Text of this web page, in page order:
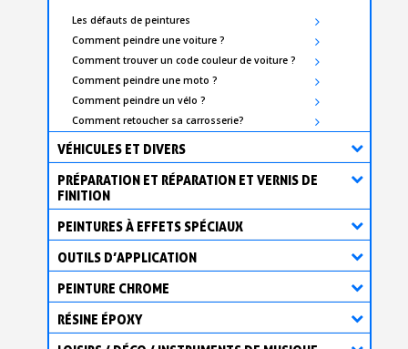
Les défauts de peintures
Comment peindre une voiture ?
Comment trouver un code couleur de voiture ?
Comment peindre une moto ?
Comment peindre un vélo ?
Comment retoucher sa carrosserie?
VÉHICULES ET DIVERS
PRÉPARATION ET RÉPARATION ET VERNIS DE
FINITION
PEINTURES À EFFETS SPÉCIAUX
OUTILS D’APPLICATION
PEINTURE CHROME
RÉSINE ÉPOXY